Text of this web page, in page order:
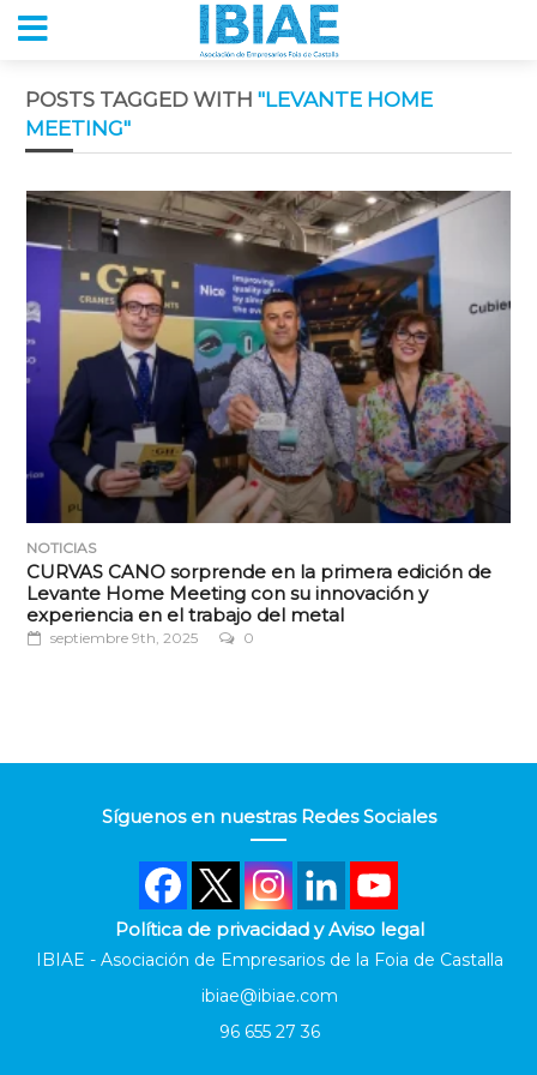
POSTS TAGGED WITH "LEVANTE HOME
MEETING"
NOTICIAS
CURVAS CANO sorprende en la primera edición de
Levante Home Meeting con su innovación y
experiencia en el trabajo del metal
septiembre 9th, 2025 0
Síguenos en nuestras Redes Sociales
Política de privacidad y Aviso legal
IBIAE - Asociación de Empresarios de la Foia de Castalla
ibiae@ibiae.com
96 655 27 36